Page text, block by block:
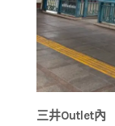
三井Outlet內